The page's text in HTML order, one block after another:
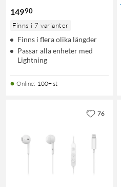
14990
Finns i 7 varianter
Finns i flera olika längder
Passar alla enheter med
Lightning
Online: 100+ st
76